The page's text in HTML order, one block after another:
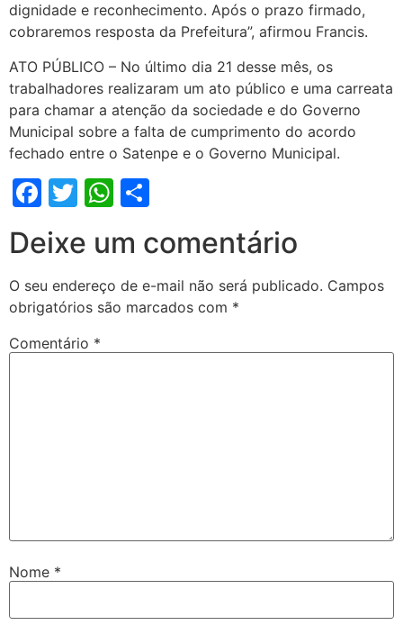
dignidade e reconhecimento. Após o prazo firmado,
cobraremos resposta da Prefeitura”, afirmou Francis.
ATO PÚBLICO – No último dia 21 desse mês, os
trabalhadores realizaram um ato público e uma carreata
para chamar a atenção da sociedade e do Governo
Municipal sobre a falta de cumprimento do acordo
fechado entre o Satenpe e o Governo Municipal.
Facebook
TwitterWhatsApp
Deixe um comentário
O seu endereço de e-mail não será publicado. Campos
obrigatórios são marcados com *
Comentário *
Nome *